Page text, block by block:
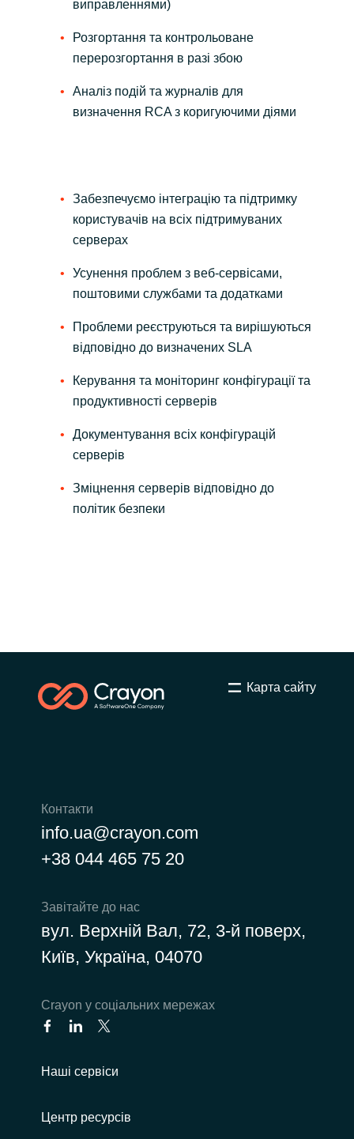
виправленнями)
Розгортання та контрольоване
перерозгортання в разі збою
Аналіз подій та журналів для
визначення RCA з коригуючими діями
Забезпечуємо інтеграцію та підтримку
користувачів на всіх підтримуваних
серверах
Усунення проблем з веб-сервісами,
поштовими службами та додатками
Проблеми реєструються та вирішуються
відповідно до визначених SLA
Керування та моніторинг конфігурації та
продуктивності серверів
Документування всіх конфігурацій
серверів
Зміцнення серверів відповідно до
політик безпеки
Карта сайту
Контакти
info.ua@crayon.com
+38 044 465 75 20
Завітайте до нас
вул. Верхній Вал, 72, 3-й поверх,
Київ, Україна, 04070
Сrayon у соціальних мережах
Наші сервіси
Центр ресурсів